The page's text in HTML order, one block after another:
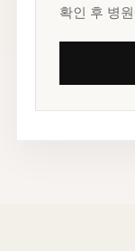
확인 후 병